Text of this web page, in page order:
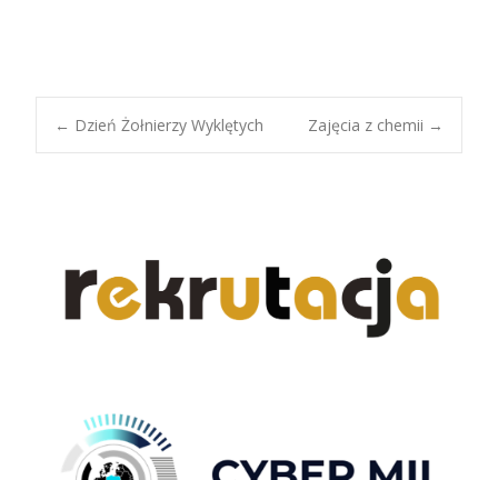
Post
← Dzień Żołnierzy Wyklętych Zajęcia z chemii →